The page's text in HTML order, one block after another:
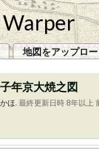
地図をアップロ
年京大焼之図
ほ. 最終更新日時 8年以上